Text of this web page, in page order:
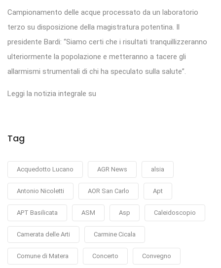
Campionamento delle acque processato da un laboratorio
terzo su disposizione della magistratura potentina. Il
presidente Bardi: “Siamo certi che i risultati tranquillizzeranno
ulteriormente la popolazione e metteranno a tacere gli
allarmismi strumentali di chi ha speculato sulla salute”.
Leggi la notizia integrale su
Tag
Acquedotto Lucano AGR News alsia
Antonio Nicoletti AOR San Carlo Apt
APT Basilicata ASM Asp Caleidoscopio
Camerata delle Arti Carmine Cicala
Comune di Matera Concerto Convegno